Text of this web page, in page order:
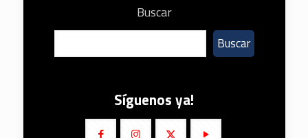
Buscar
Buscar
Síguenos ya!